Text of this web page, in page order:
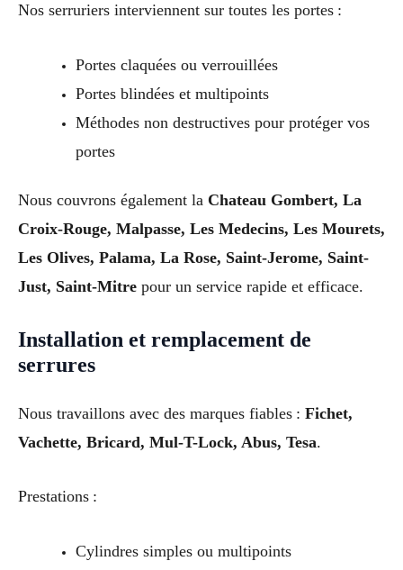
Nos serruriers interviennent sur toutes les portes :
Portes claquées ou verrouillées
Portes blindées et multipoints
Méthodes non destructives pour protéger vos
portes
Nous couvrons également la Chateau Gombert, La
Croix-Rouge, Malpasse, Les Medecins, Les Mourets,
Les Olives, Palama, La Rose, Saint-Jerome, Saint-
Just, Saint-Mitre pour un service rapide et efficace.
Installation et remplacement de
serrures
Nous travaillons avec des marques fiables : Fichet,
Vachette, Bricard, Mul-T-Lock, Abus, Tesa.
Prestations :
Cylindres simples ou multipoints